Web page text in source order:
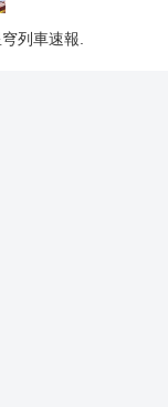
列車速報.